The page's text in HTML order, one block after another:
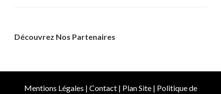
Découvrez Nos Partenaires
Mentions Légales | Contact| Plan Site| Politique de